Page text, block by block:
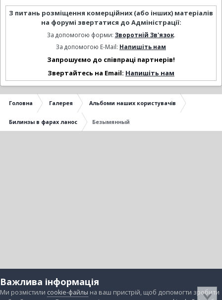
З питань розміщення комерційних (або інших) матеріалів
на форумі звертатися до Адміністрації:
За допомогою форми: Зворотній Зв'язок.
За допомогою E-Mail: Напишіть нам
Запрошуємо до співпраці партнерів!
Звертайтесь на Email: Напишіть нам
Головна Галерея Альбоми наших користувачів
Билинзы в фарах ланос Безымянный
Важлива інформація
Ми розмістили cookie-файлы на ваш пристрій, щоб допомогти зробити